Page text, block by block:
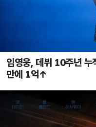
임영웅, 데뷔 10주년
만에 1억↑